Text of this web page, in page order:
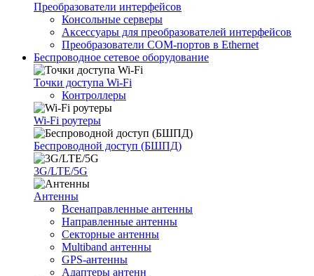
Преобразователи интерфейсов
Консольные серверы
Аксессуары для преобразователей интерфейсов
Преобразователи COM-портов в Ethernet
Беспроводное сетевое оборудование
Точки доступа Wi-Fi
Контроллеры
Wi-Fi роутеры
Беспроводной доступ (БШПД)
3G/LTE/5G
Антенны
Всенаправленные антенны
Направленные антенны
Секторные антенны
Multiband антенны
GPS-антенны
Адаптеры антенн